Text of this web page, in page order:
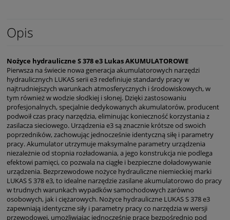
Opis
Nożyce hydrauliczne S 378 e3 Lukas AKUMULATOROWE
Pierwsza na świecie nowa generacja akumulatorowych narzędzi
hydraulicznych LUKAS serii e3 redefiniuje standardy pracy w
najtrudniejszych warunkach atmosferycznych i środowiskowych, w
tym również w wodzie słodkiej i słonej. Dzięki zastosowaniu
profesjonalnych, specjalnie dedykowanych akumulatorów, producent
podwoił czas pracy narzędzia, eliminując konieczność korzystania z
zasilacza sieciowego. Urządzenia e3 są znacznie krótsze od swoich
poprzedników, zachowując jednocześnie identyczną siłę i parametry
pracy. Akumulator utrzymuje maksymalne parametry urządzenia
niezależnie od stopnia rozładowania, a jego konstrukcja nie podlega
efektowi pamięci, co pozwala na ciągłe i bezpieczne doładowywanie
urządzenia. Bezprzewodowe nożyce hydrauliczne niemieckiej marki
LUKAS S 378 e3, to idealne narzędzie zasilane akumulatorowo do pracy
w trudnych warunkach wypadków samochodowych zarówno
osobowych, jak i ciężarowych. Nożyce hydrauliczne LUKAS S 378 e3
zapewniają identyczne siły i parametry pracy co narzędzia w wersji
przewodowej, umożliwiając jednocześnie pracę bezpośrednio pod